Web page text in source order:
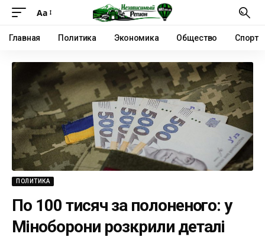
Аа
Главная Политика Экономика Общество Спорт
ПОЛИТИКА
По 100 тисяч за полоненого: у
Міноборони розкрили деталі